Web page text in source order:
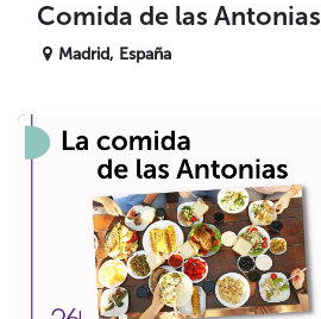
Comida de las Antonias
Madrid, España